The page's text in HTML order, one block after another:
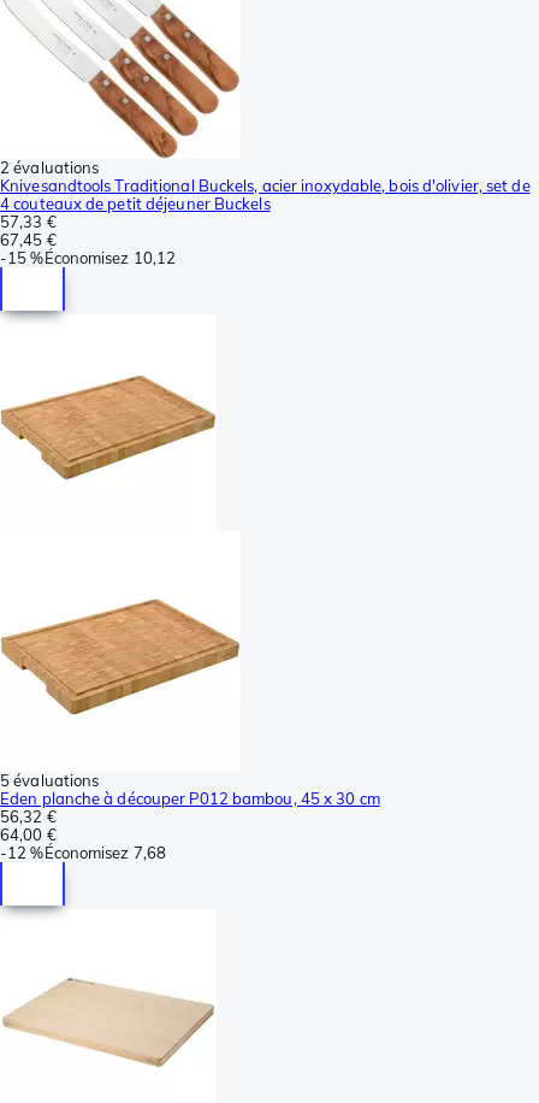
2 évaluations
Knivesandtools Traditional Buckels, acier inoxydable, bois d'olivier, set de
4 couteaux de petit déjeuner Buckels
57,33 €
67,45 €
-15 %Économisez 10,12
5 évaluations
Eden planche à découper P012 bambou, 45 x 30 cm
56,32 €
64,00 €
-12 %Économisez 7,68